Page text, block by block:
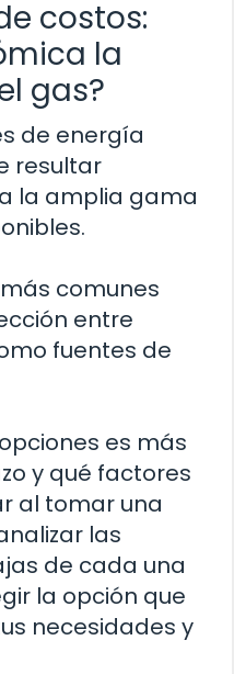
costos:
la
gas?
de energía
resultar
la amplia gama
comunes
entre
fuentes de
es más
y qué factores
al tomar una
las
de cada una
la opción que
necesidades y